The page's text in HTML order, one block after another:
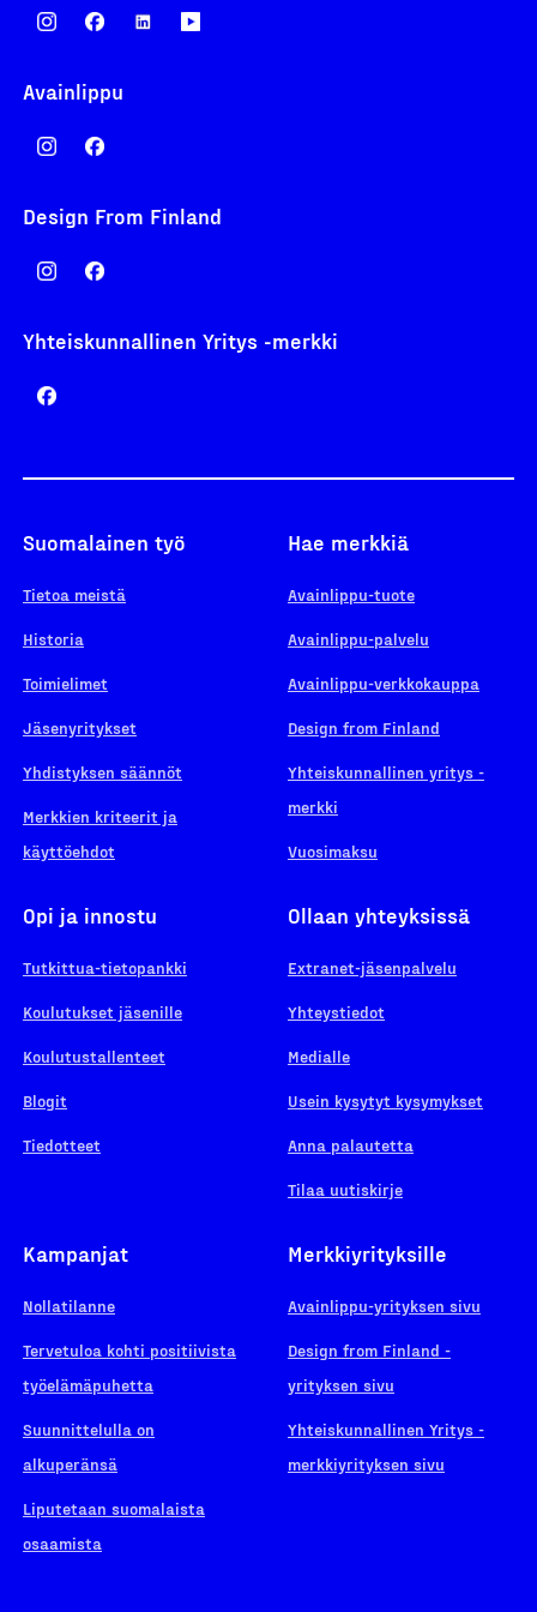
Avainlippu
Design From Finland
Yhteiskunnallinen Yritys -merkki
Suomalainen työ
Tietoa meistä
Historia
Toimielimet
Jäsenyritykset
Yhdistyksen säännöt
Merkkien kriteerit ja
käyttöehdot
Hae merkkiä
Avainlippu-tuote
Avainlippu-palvelu
Avainlippu-verkkokauppa
Design from Finland
Yhteiskunnallinen yritys -
merkki
Vuosimaksu
Opi ja innostu
Tutkittua-tietopankki
Koulutukset jäsenille
Koulutustallenteet
Blogit
Tiedotteet
Ollaan yhteyksissä
Extranet-jäsenpalvelu
Yhteystiedot
Medialle
Usein kysytyt kysymykset
Anna palautetta
Tilaa uutiskirje
Kampanjat
Nollatilanne
Tervetuloa kohti positiivista
työelämäpuhetta
Suunnittelulla on
alkuperänsä
Liputetaan suomalaista
osaamista
Merkkiyrityksille
Avainlippu-yrityksen sivu
Design from Finland -
yrityksen sivu
Yhteiskunnallinen Yritys -
merkkiyrityksen sivu